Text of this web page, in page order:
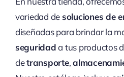
variedad desoluciones de
diseñadas para brindar la
seguridada tus productos
detransporte,